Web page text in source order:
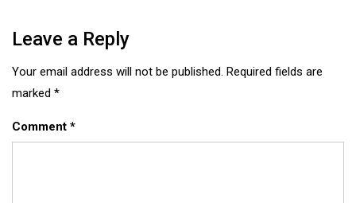
Leave a Reply
Your email address will not be published. Required fields are
marked *
Comment *